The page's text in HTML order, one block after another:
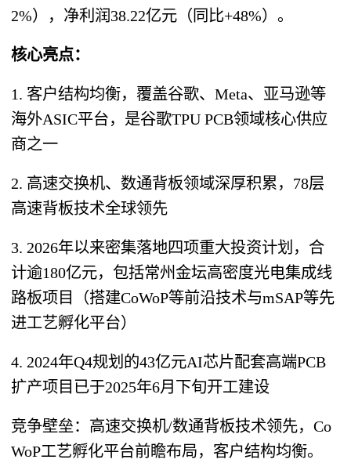
2%），净利润38.22亿元（同比+48%）。
核心亮点：
1. 客户结构均衡，覆盖谷歌、Meta、亚马逊等
海外ASIC平台，是谷歌TPU PCB领域核心供应
商之一
2. 高速交换机、数通背板领域深厚积累，78层
高速背板技术全球领先
3. 2026年以来密集落地四项重大投资计划，合
计逾180亿元，包括常州金坛高密度光电集成线
路板项目（搭建CoWoP等前沿技术与mSAP等先
进工艺孵化平台）
4. 2024年Q4规划的43亿元AI芯片配套高端PCB
扩产项目已于2025年6月下旬开工建设
竞争壁垒：高速交换机/数通背板技术领先，Co
WoP工艺孵化平台前瞻布局，客户结构均衡。